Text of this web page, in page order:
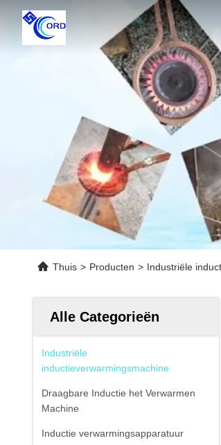
Thuis > Producten > Industriële
Alle Categorieën
Industriële
inductieverwarmingsmachine
Draagbare Inductie het Verwarmen
Machine
Inductie verwarmingsapparatuur